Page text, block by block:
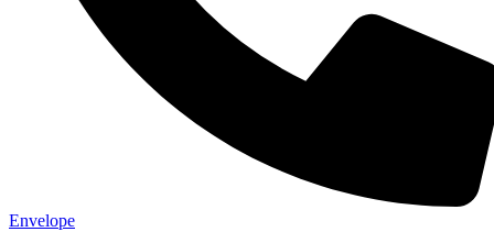
Envelope